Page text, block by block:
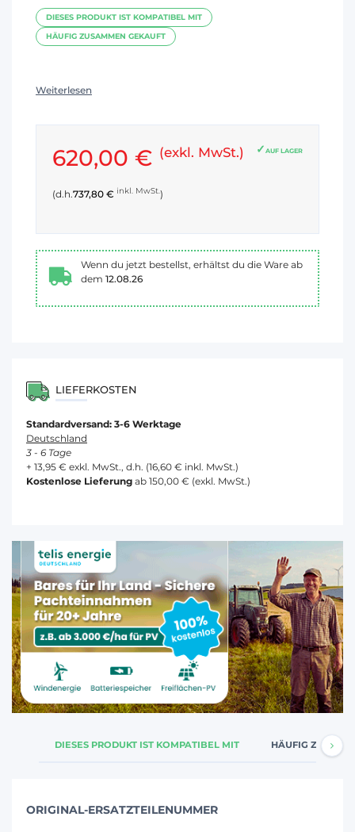
DIESES PRODUKT IST KOMPATIBEL MIT
HÄUFIG ZUSAMMEN GEKAUFT
Weiterlesen
AUF LAGER
620,00 € (exkl. MwSt.)
(d.h.737,80 € inkl. MwSt.)
Wenn du jetzt bestellst, erhältst du die Ware ab
dem 12.08.26
LIEFERKOSTEN
Standardversand: 3-6 Werktage
Deutschland
3 - 6 Tage
+ 13,95 € exkl. MwSt., d.h. (16,60 € inkl. MwSt.)
Kostenlose Lieferung ab 150,00 € (exkl. MwSt.)
DIESES PRODUKT IST KOMPATIBEL MIT HÄUFIG
ORIGINAL-ERSATZTEILENUMMER